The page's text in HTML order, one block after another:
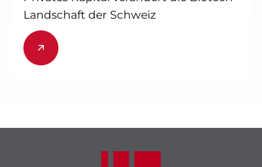
Landschaft der Schweiz